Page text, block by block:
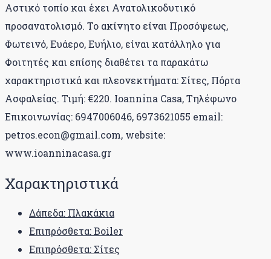
Αστικό τοπίο και έχει Ανατολικοδυτικό
προσανατολισμό. Το ακίνητο είναι Προσόψεως,
Φωτεινό, Ευάερο, Ευήλιο, είναι κατάλληλο για
Φοιτητές και επίσης διαθέτει τα παρακάτω
χαρακτηριστικά και πλεονεκτήματα: Σίτες, Πόρτα
Ασφαλείας. Τιμή: €220. Ioannina Casa, Τηλέφωνο
Επικοινωνίας: 6947006046, 6973621055 email:
petros.econ@gmail.com, website:
www.ioanninacasa.gr
Χαρακτηριστικά
Δάπεδα: Πλακάκια
Επιπρόσθετα: Boiler
Επιπρόσθετα: Σίτες